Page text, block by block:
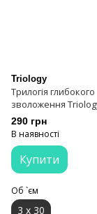
Triology
Трилогія глибокого
зволоження
Aquamatrix Try Set
290 грн
В наявності
Купити
Об `єм
3 х 30